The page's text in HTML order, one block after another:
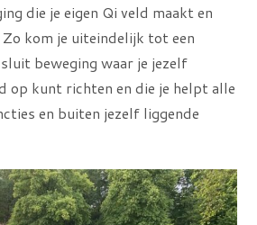
die je eigen Qi veld maakt en
kom je uiteindelijk tot een
beweging waar je jezelf
op kunt richten en die je helpt alle
en buiten jezelf liggende